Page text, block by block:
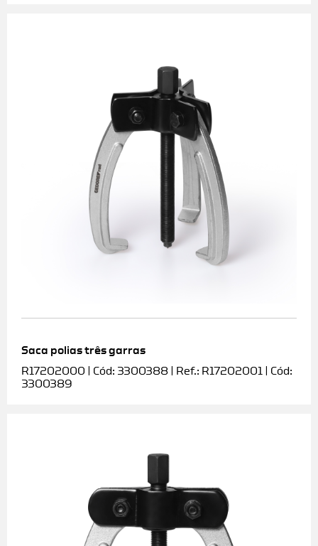
Saca polias três garras
R17202000 | Cód: 3300388 | Ref.: R17202001 | Cód:
3300389